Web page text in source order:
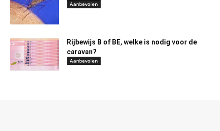
Aanbevolen
Rijbewijs B of BE, welke is nodig voor de
caravan?
Aanbevolen